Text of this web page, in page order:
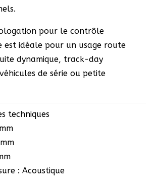
pour le contrôle
est idéale pour un usage route
dynamique, track-day
de série ou petite
techniques
: Acoustique